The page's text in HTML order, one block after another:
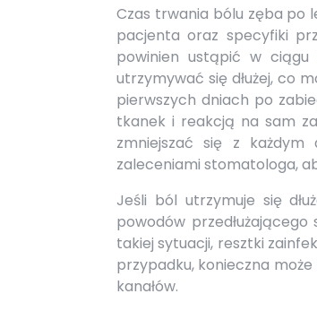
Czas trwania bólu zęba po
pacjenta oraz specyfiki
powinien ustąpić w
utrzymywać się dłużej, co
pierwszych dniach po
tkanek i reakcją na sam
zmniejszać się z każdym
zaleceniami stomatologa,
Jeśli ból utrzymuje się
powodów
takiej sytuacji, resztki
przypadku, konieczna
kanałów.